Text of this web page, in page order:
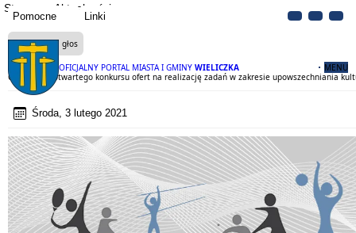
Pomocne Linki
OFICJALNY PORTAL MIASTA I GMINY WIELICZKA MENU
Strona Aktualności
Czytaj na głos
Ogłoszenie otwartego konkursu ofert na realizację zadań w zakresie upowszechniania
Środa, 3 lutego 2021